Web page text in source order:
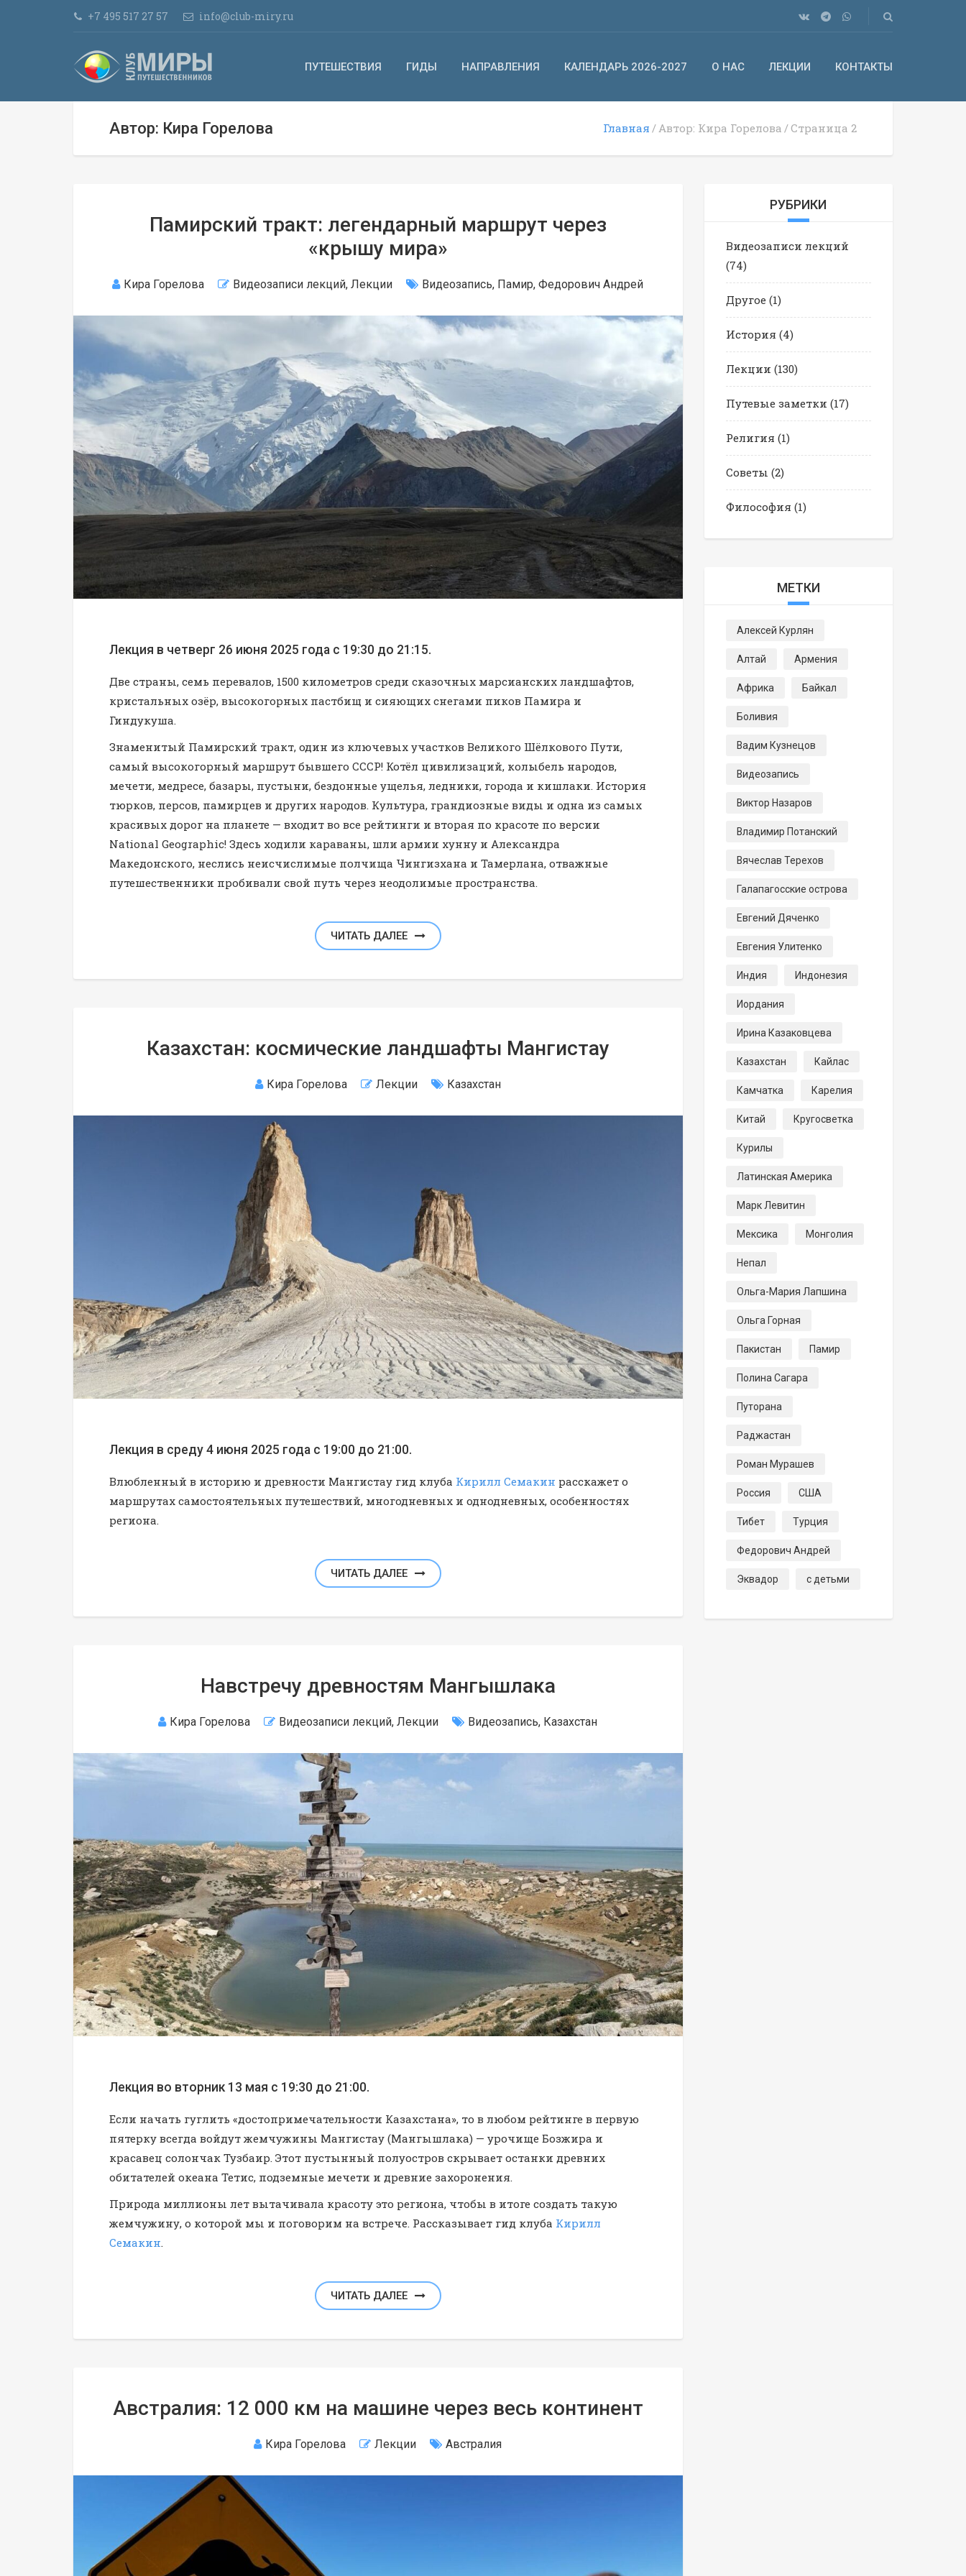
+7 495 517 27 57 info@club-miry.ru
ПУТЕШЕСТВИЯ ГИДЫ НАПРАВЛЕНИЯ КАЛЕНДАРЬ 2026-2027 О НАС ЛЕКЦИИ КОНТАКТЫ
Автор: Кира Горелова Главная Автор: Кира Горелова Страница 2
Памирский тракт: легендарный маршрут через
«крышу мира»
Кира Горелова Видеозаписи лекций,Лекции Видеозапись, Памир,Федорович Андрей
Лекция в четверг 26 июня 2025 года с 19:30 до 21:15.
Две страны, семь перевалов, 1500 километров среди сказочных марсианских ландшафтов,
кристальных озёр, высокогорных пастбищ и сияющих снегами пиков Памира и
Гиндукуша.
Знаменитый Памирский тракт, один из ключевых участков Великого Шёлкового Пути,
самый высокогорный маршрут бывшего СССР! Котёл цивилизаций, колыбель народов,
мечети, медресе, базары, пустыни, бездонные ущелья, ледники, города и кишлаки. История
тюрков, персов, памирцев и других народов. Культура, грандиозные виды и одна из самых
красивых дорог на планете — входит во все рейтинги и вторая по красоте по версии
National Geographic! Здесь ходили караваны, шли армии хунну и Александра
Македонского, неслись неисчислимые полчища Чингизхана и Тамерлана, отважные
путешественники пробивали свой путь через неодолимые пространства.
ЧИТАТЬ ДАЛЕЕ
Казахстан: космические ландшафты Мангистау
Кира Горелова Лекции Казахстан
Лекция в среду 4 июня 2025 года с 19:00 до 21:00.
Влюбленный в историю и древности Мангистау гид клуба Кирилл Семакин расскажет о
маршрутах самостоятельных путешествий, многодневных и однодневных, особенностях
региона.
ЧИТАТЬ ДАЛЕЕ
Навстречу древностям Мангышлака
Кира Горелова Видеозаписи лекций,Лекции Видеозапись, Казахстан
Лекция во вторник 13 мая с 19:30 до 21:00.
Если начать гуглить «достопримечательности Казахстана», то в любом рейтинге в первую
пятерку всегда войдут жемчужины Мангистау (Мангышлака) — урочище Бозжира и
красавец солончак Тузбаир. Этот пустынный полуостров скрывает останки древних
обитателей океана Тетис, подземные мечети и древние захоронения.
Природа миллионы лет вытачивала красоту это региона, чтобы в итоге создать такую
жемчужину, о которой мы и поговорим на встрече. Рассказывает гид клуба Кирилл
Семакин.
ЧИТАТЬ ДАЛЕЕ
Австралия: 12 000 км на машине через весь континент
Кира Горелова Лекции Австралия
РУБРИКИ
Видеозаписи лекций
(74)
Другое(1)
История (4)
Лекции (130)
Путевые заметки (17)
Религия (1)
Советы (2)
Философия (1)
МЕТКИ
Алексей Курлян
Алтай Армения
Африка Байкал
Боливия
Вадим Кузнецов
Видеозапись
Виктор Назаров
Владимир Потанский
Вячеслав Терехов
Галапагосские острова
Евгений Дяченко
Евгения Улитенко
Индия Индонезия
Иордания
Ирина Казаковцева
Казахстан Кайлас
Камчатка Карелия
Китай Кругосветка
Курилы
Латинская Америка
Марк Левитин
Мексика Монголия
Непал
Ольга-Мария Лапшина
Ольга Горная
Пакистан Памир
Полина Сагара
Путорана
Раджастан
Роман Мурашев
Россия США
Тибет Турция
Федорович Андрей
Эквадор с детьми